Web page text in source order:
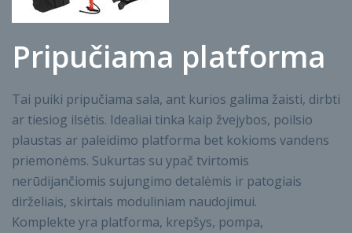
Pripučiama platforma
Tai puiki pripučiama sala, ant kurios galima žaisti, dirbti
ar tiesiog ilsėtis. Idealiai tinka kaip žvejybos, poilsio
plaustas ar paleidimo platforma bet kokioms vandens
priemonėms. Sukurtas su ypač tvirtomis
nerūdijančiomis sujungimo detalėmis ir patogiais
dirželiais, skirtais moduliniam naudojimui.
Komplekte yra platforma, krepšys, pompa,